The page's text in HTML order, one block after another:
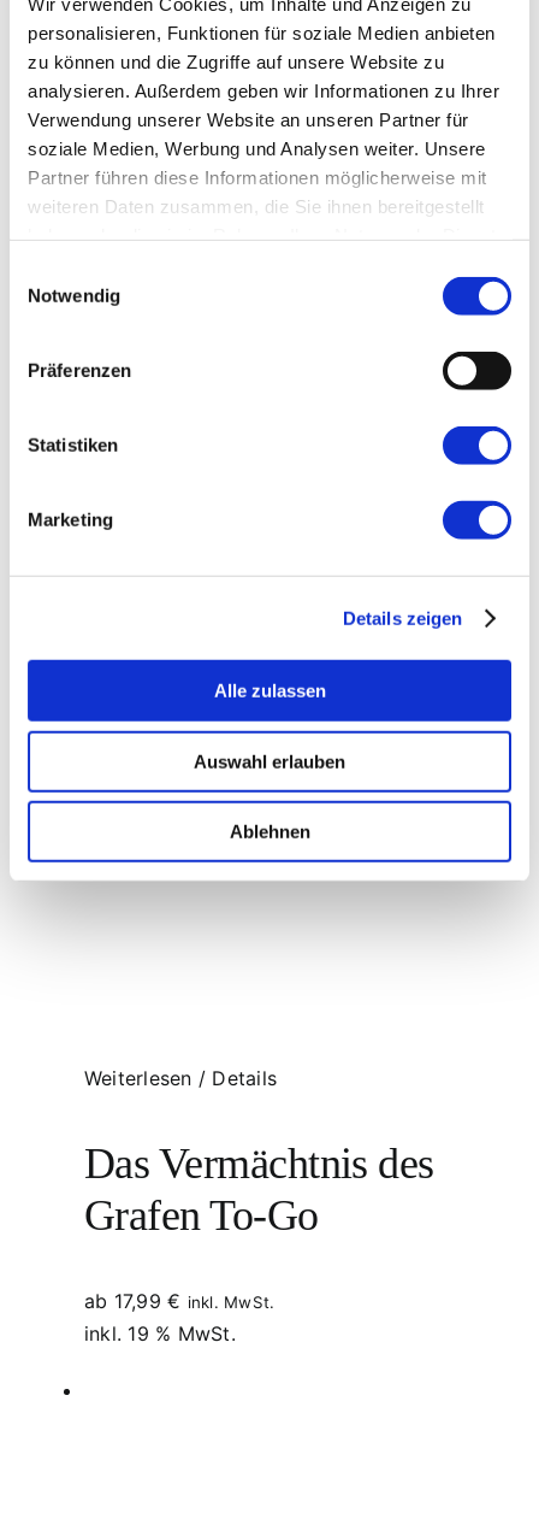
personalisieren, Funktionen für soziale Medien anbieten
zu können und die Zugriffe auf unsere Website zu
analysieren. Außerdem geben wir Informationen zu Ihrer
Verwendung unserer Website an unseren Partner für
soziale Medien, Werbung und Analysen weiter. Unsere
Partner führen diese Informationen möglicherweise mit
weiteren Daten zusammen, die Sie ihnen bereitgestellt
Notwendig
Präferenzen
Statistiken
Marketing
Details zeigen
Alle zulassen
Auswahl erlauben
Ablehnen
Das Spiel ums Leben
Weiterlesen / Details
Das Vermächtnis des
Grafen To-Go
ab 17,99€ inkl. MwSt.
inkl. 19 % MwSt.